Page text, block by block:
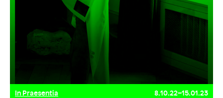
In Praesentia 8.10.22–15.01.23